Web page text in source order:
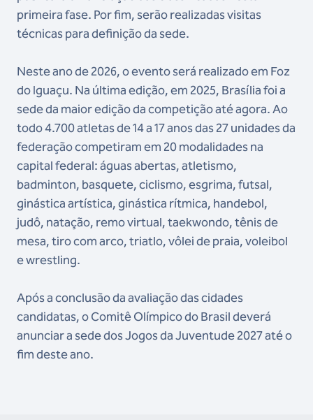
primeira fase. Por fim, serão realizadas visitas
técnicas para definição da sede.
Neste ano de 2026, o evento será realizado em Foz
do Iguaçu. Na última edição, em 2025, Brasília foi a
sede da maior edição da competição até agora. Ao
todo 4.700 atletas de 14 a 17 anos das 27 unidades da
federação competiram em 20 modalidades na
capital federal: águas abertas, atletismo,
badminton, basquete, ciclismo, esgrima, futsal,
ginástica artística, ginástica rítmica, handebol,
judô, natação, remo virtual, taekwondo, tênis de
mesa, tiro com arco, triatlo, vôlei de praia, voleibol
e wrestling.
Após a conclusão da avaliação das cidades
candidatas, o Comitê Olímpico do Brasil deverá
anunciar a sede dos Jogos da Juventude 2027 até o
fim deste ano.